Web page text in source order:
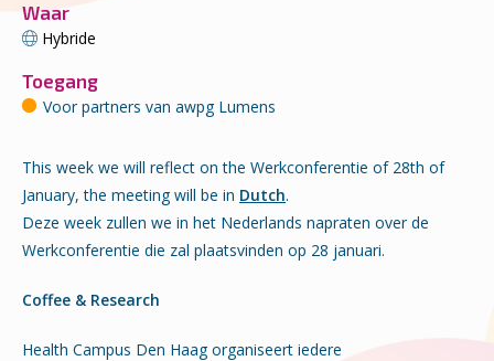
Waar
Hybride
Toegang
Voor partners van awpg Lumens
This week we will reflect on the Werkconferentie of 28th of
January, the meeting will be in Dutch.
Deze week zullen we in het Nederlands napraten over de
Werkconferentie die zal plaatsvinden op 28 januari.
Coffee & Research
Health Campus Den Haag organiseert iedere